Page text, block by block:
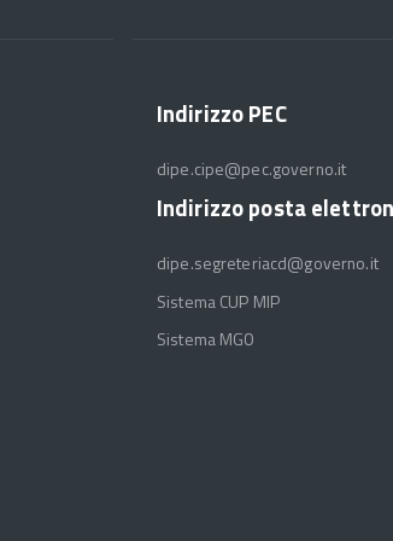
Indirizzo PEC
dipe.cipe@pec.governo.it
Indirizzo posta
dipe.segreteriacd@governo.it
Sistema CUP MIP
Sistema MGO